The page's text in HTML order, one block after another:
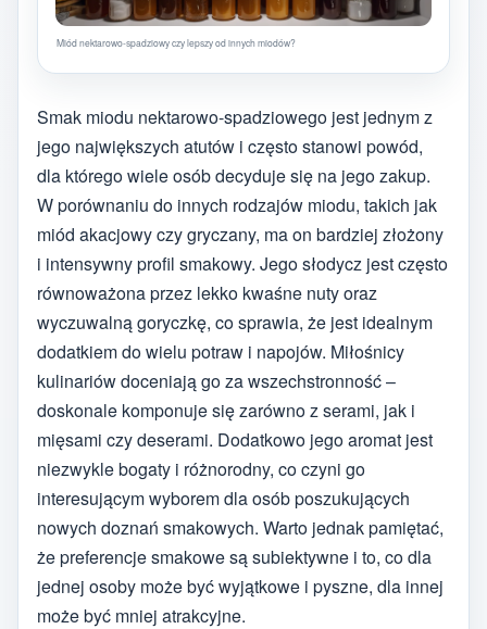
Miód nektarowo-spadziowy czy lepszy od innych miodów?
Smak miodu nektarowo-spadziowego jest jednym z
jego największych atutów i często stanowi powód,
dla którego wiele osób decyduje się na jego zakup.
W porównaniu do innych rodzajów miodu, takich jak
miód akacjowy czy gryczany, ma on bardziej złożony
i intensywny profil smakowy. Jego słodycz jest często
równoważona przez lekko kwaśne nuty oraz
wyczuwalną goryczkę, co sprawia, że jest idealnym
dodatkiem do wielu potraw i napojów. Miłośnicy
kulinariów doceniają go za wszechstronność –
doskonale komponuje się zarówno z serami, jak i
mięsami czy deserami. Dodatkowo jego aromat jest
niezwykle bogaty i różnorodny, co czyni go
interesującym wyborem dla osób poszukujących
nowych doznań smakowych. Warto jednak pamiętać,
że preferencje smakowe są subiektywne i to, co dla
jednej osoby może być wyjątkowe i pyszne, dla innej
może być mniej atrakcyjne.